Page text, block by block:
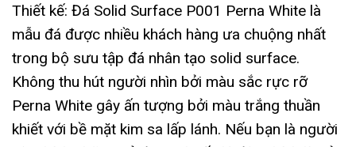
Thiết kế: Đá Solid Surface P001 Perna White là
mẫu đá được nhiều khách hàng ưa chuộng nhất
trong bộ sưu tập đá nhân tạo solid surface.
Không thu hút người nhìn bởi màu sắc rực rỡ
Perna White gây ấn tượng bởi màu trắng thuần
khiết với bề mặt kim sa lấp lánh. Nếu bạn là người